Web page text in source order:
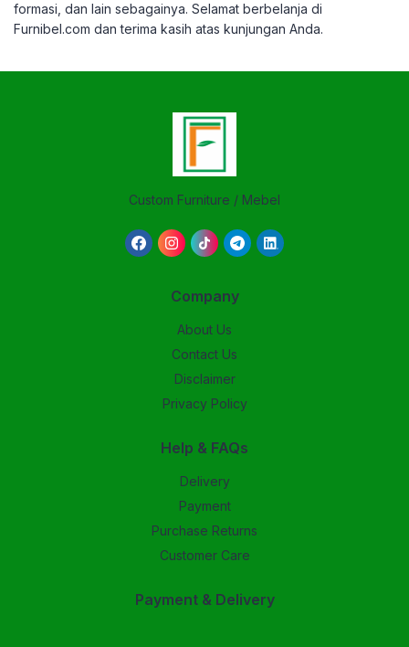
formasi, dan lain sebagainya. Selamat berbelanja di
Furnibel.com dan terima kasih atas kunjungan Anda.
Custom Furniture / Mebel
Company
About Us
Contact Us
Disclaimer
Privacy Policy
Help & FAQs
Delivery
Payment
Purchase Returns
Customer Care
Payment & Delivery